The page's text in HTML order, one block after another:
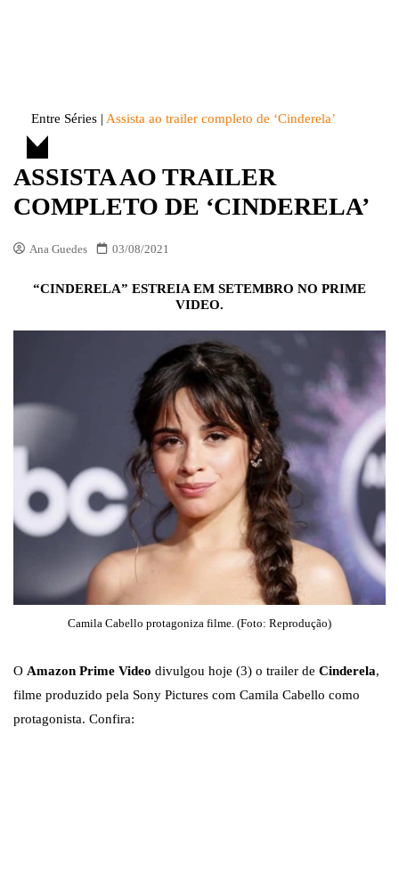
Entre Séries | Assista ao trailer completo de ‘Cinderela’
ASSISTA AO TRAILER
COMPLETO DE ‘CINDERELA’
Ana Guedes 03/08/2021
“CINDERELA” ESTREIA EM SETEMBRO NO PRIME
VIDEO.
Camila Cabello protagoniza filme. (Foto: Reprodução)
O Amazon Prime Video divulgou hoje (3) o trailer de Cinderela,
filme produzido pela Sony Pictures com Camila Cabello como
protagonista. Confira: